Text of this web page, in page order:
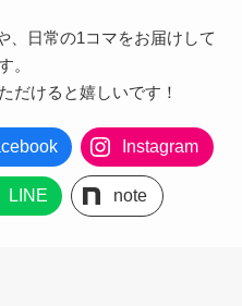
、日常の1コマをお届けして
。
だけると嬉しいです！
Instagram
LINE note